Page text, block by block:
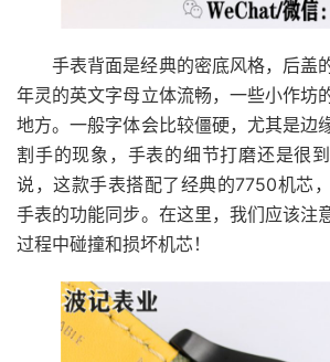
手表背面是经典的密底风格，后盖
年灵的英文字母立体流畅，一些小作坊
地方。一般字体会比较僵硬，尤其是边
割手的现象，手表的细节打磨还是很
说，这款手表搭配了经典的7750机芯
手表的功能同步。在这里，我们应该注
过程中碰撞和损坏机芯！